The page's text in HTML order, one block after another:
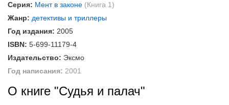
Серия: Мент в законе (Книга 1)
Жанр: детективы и триллеры
Год издания: 2005
ISBN: 5-699-11179-4
Издательство: Эксмо
Год написания: 2001
О книге "Судья и палач"